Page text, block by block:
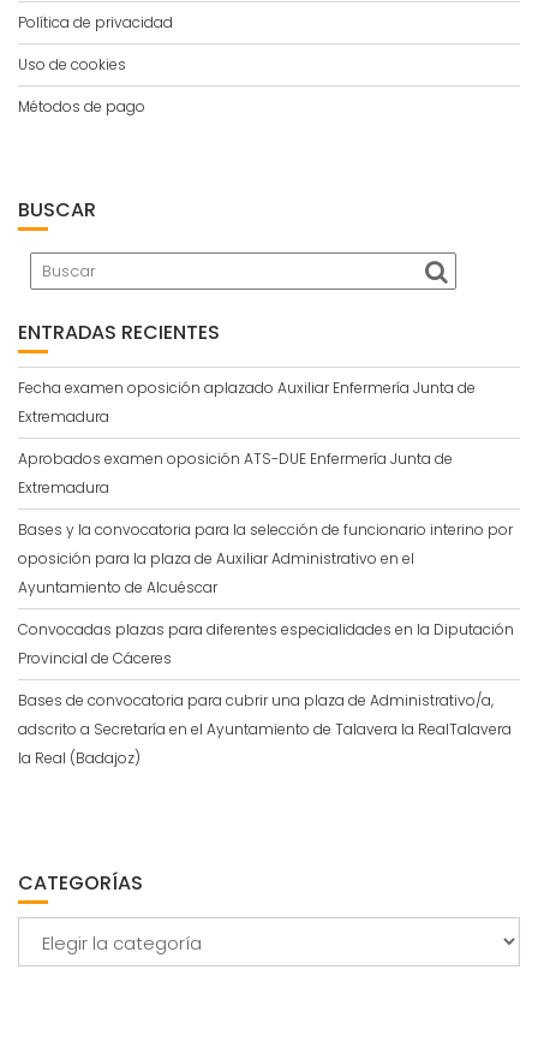
Política de privacidad
Uso de cookies
Métodos de pago
BUSCAR
ENTRADAS RECIENTES
Fecha examen oposición aplazado Auxiliar Enfermería Junta de
Extremadura
Aprobados examen oposición ATS-DUE Enfermería Junta de
Extremadura
Bases y la convocatoria para la selección de funcionario interino por
oposición para la plaza de Auxiliar Administrativo en el
Ayuntamiento de Alcuéscar
Convocadas plazas para diferentes especialidades en la Diputación
Provincial de Cáceres
Bases de convocatoria para cubrir una plaza de Administrativo/a,
adscrito a Secretaría en el Ayuntamiento de Talavera la RealTalavera
la Real (Badajoz)
CATEGORÍAS